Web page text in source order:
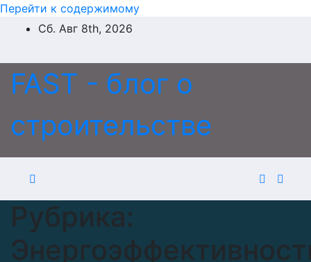
Перейти к содержимому
Сб. Авг 8th, 2026
FAST - блог о
строительстве
Рубрика: